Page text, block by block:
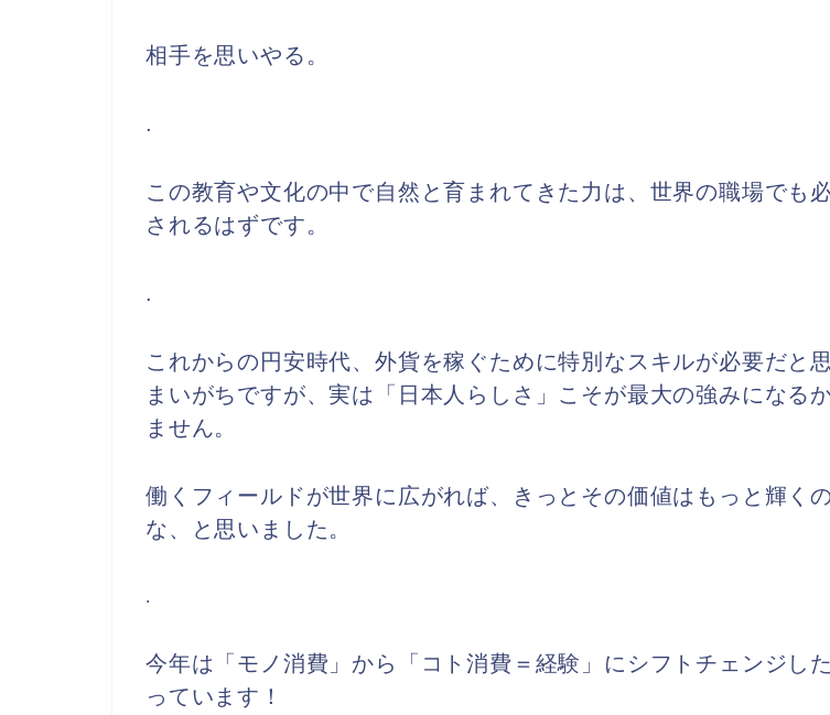
相手を思いやる。
.
この教育や文化の中で自然と育まれてきた力は、世界の職場でも
されるはずです。
.
これからの円安時代、外貨を稼ぐために特別なスキルが必要だと
まいがちですが、実は「日本人らしさ」こそが最大の強みになる
ません。
働くフィールドが世界に広がれば、きっとその価値はもっと輝く
な、と思いました。
.
今年は「モノ消費」から「コト消費＝経験」にシフトチェンジし
っています！